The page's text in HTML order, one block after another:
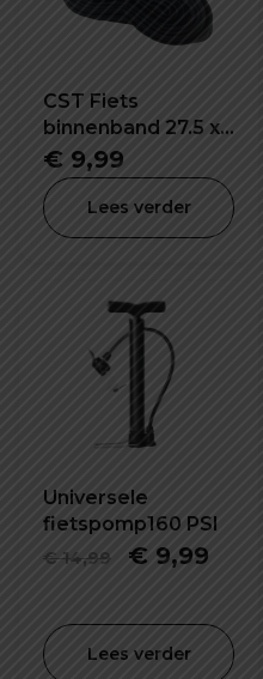
CST Fiets
binnenband 27.5 x
1.95/2.15 inch SV-
32mm
€ 9,99
Lees verder
Universele
fietspomp160 PSI
€14,99
was:
€ 14,99.
€ 9,99
is:
€
Lees verder